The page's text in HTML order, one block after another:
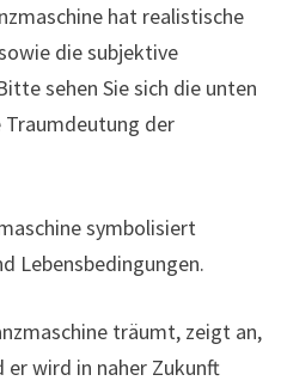
hat realistische
die subjektive
sehen Sie sich die unten
der
symbolisiert
Lebensbedingungen.
träumt, zeigt an,
wird in naher Zukunft